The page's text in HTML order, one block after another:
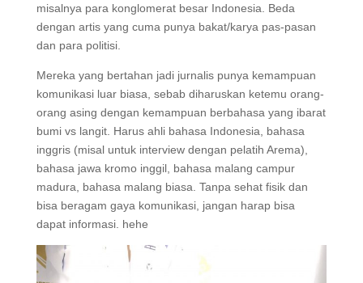
misalnya para konglomerat besar Indonesia. Beda
dengan artis yang cuma punya bakat/karya pas-pasan
dan para politisi.
Mereka yang bertahan jadi jurnalis punya kemampuan
komunikasi luar biasa, sebab diharuskan ketemu orang-
orang asing dengan kemampuan berbahasa yang ibarat
bumi vs langit. Harus ahli bahasa Indonesia, bahasa
inggris (misal untuk interview dengan pelatih Arema),
bahasa jawa kromo inggil, bahasa malang campur
madura, bahasa malang biasa. Tanpa sehat fisik dan
bisa beragam gaya komunikasi, jangan harap bisa
dapat informasi. hehe